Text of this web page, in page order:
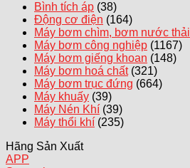
Bình tích áp (38)
Động cơ điện (164)
Máy bơm chìm, bơm nước thải
Máy bơm công nghiệp (1167)
Máy bơm giếng khoan (148)
Máy bơm hoá chất (321)
Máy bơm trục đứng (664)
Máy khuấy (39)
Máy Nén Khí (39)
Máy thổi khí (235)
Hãng Sản Xuất
APP